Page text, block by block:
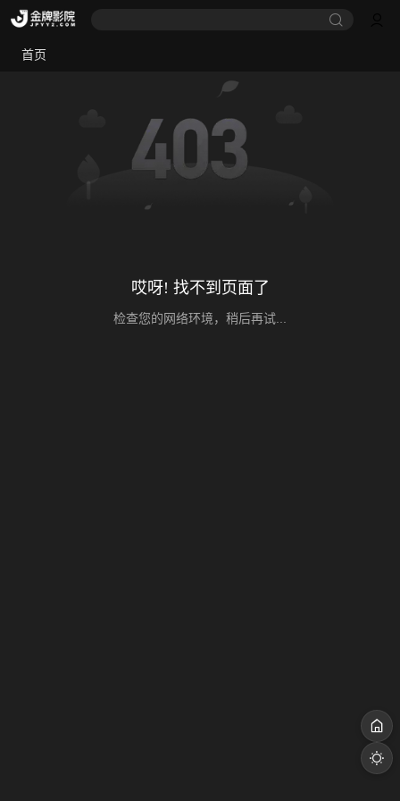
首页
哎呀! 找不到页面了
检查您的网络环境，稍后再试...